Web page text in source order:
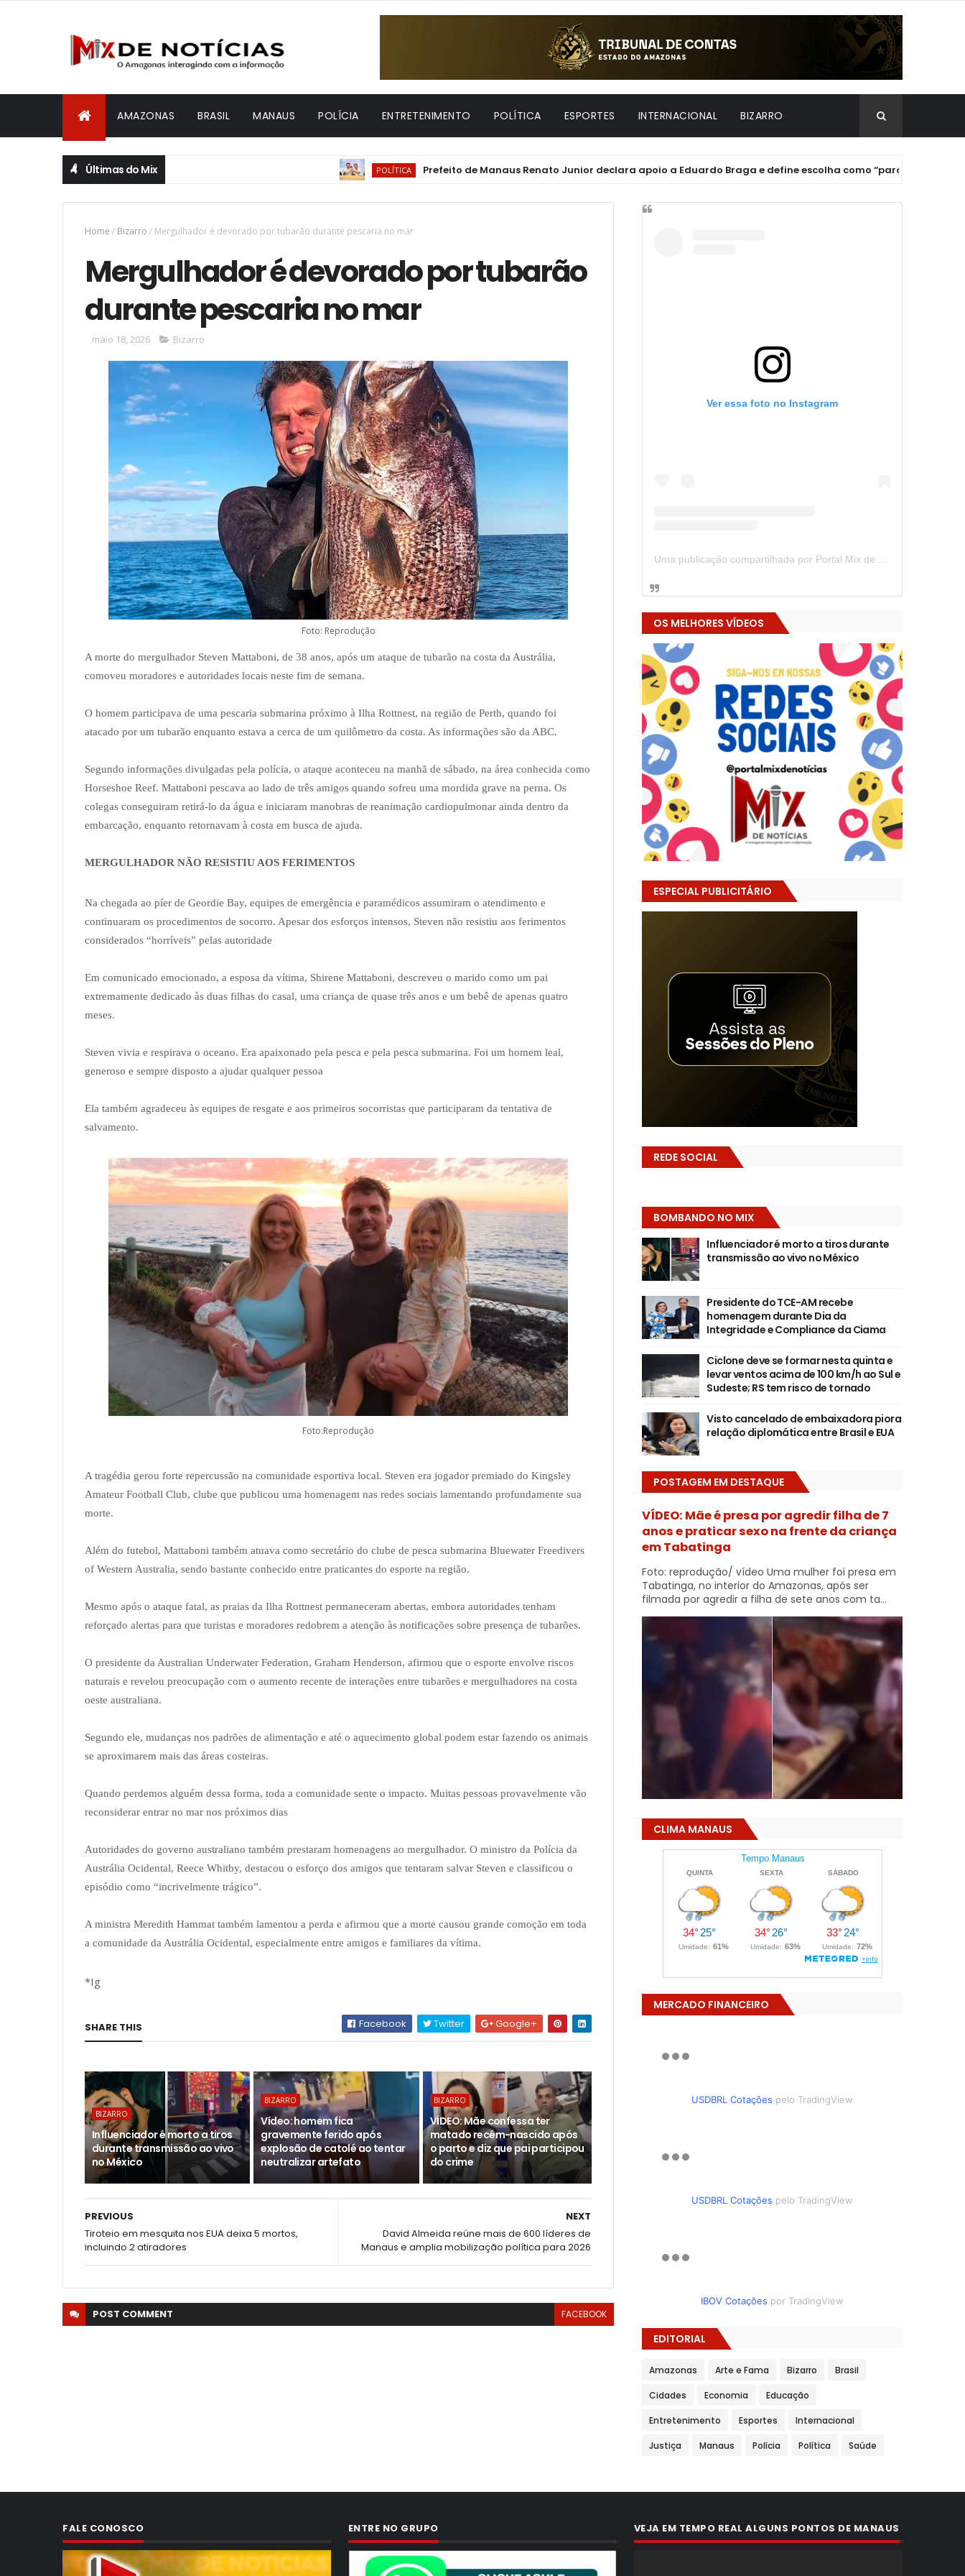
AMAZONAS BRASIL MANAUS POLÍCIA ENTRETENIMENTO POLÍTICA ESPORTES INTERNACIONAL BIZARRO
Últimas do Mix POLÍTICA Prefeito de Manaus Renato Junior declara apoio a Eduardo Braga e define escolha como “parceiro de Manaus”
Home / Bizarro / Mergulhador é devorado por tubarão durante pescaria no mar
Mergulhador é devorado por tubarão
durante pescaria no mar
maio 18, 2026 Bizarro
Foto: Reprodução
A morte do mergulhador Steven Mattaboni, de 38 anos, após um ataque de tubarão na costa da Austrália,
comoveu moradores e autoridades locais neste fim de semana.
O homem participava de uma pescaria submarina próximo à Ilha Rottnest, na região de Perth, quando foi
atacado por um tubarão enquanto estava a cerca de um quilômetro da costa. As informações são da ABC.
Segundo informações divulgadas pela polícia, o ataque aconteceu na manhã de sábado, na área conhecida como
Horseshoe Reef. Mattaboni pescava ao lado de três amigos quando sofreu uma mordida grave na perna. Os
colegas conseguiram retirá-lo da água e iniciaram manobras de reanimação cardiopulmonar ainda dentro da
embarcação, enquanto retornavam à costa em busca de ajuda.
MERGULHADOR NÃO RESISTIU AOS FERIMENTOS
Na chegada ao píer de Geordie Bay, equipes de emergência e paramédicos assumiram o atendimento e
continuaram os procedimentos de socorro. Apesar dos esforços intensos, Steven não resistiu aos ferimentos
considerados “horríveis” pelas autoridade
Em comunicado emocionado, a esposa da vítima, Shirene Mattaboni, descreveu o marido como um pai
extremamente dedicado às duas filhas do casal, uma criança de quase três anos e um bebê de apenas quatro
meses.
Steven vivia e respirava o oceano. Era apaixonado pela pesca e pela pesca submarina. Foi um homem leal,
generoso e sempre disposto a ajudar qualquer pessoa
Ela também agradeceu às equipes de resgate e aos primeiros socorristas que participaram da tentativa de
salvamento.
Foto:Reprodução
A tragédia gerou forte repercussão na comunidade esportiva local. Steven era jogador premiado do Kingsley
Amateur Football Club, clube que publicou uma homenagem nas redes sociais lamentando profundamente sua
morte.
Além do futebol, Mattaboni também atuava como secretário do clube de pesca submarina Bluewater Freedivers
of Western Australia, sendo bastante conhecido entre praticantes do esporte na região.
Mesmo após o ataque fatal, as praias da Ilha Rottnest permaneceram abertas, embora autoridades tenham
reforçado alertas para que turistas e moradores redobrem a atenção às notificações sobre presença de tubarões.
O presidente da Australian Underwater Federation, Graham Henderson, afirmou que o esporte envolve riscos
naturais e revelou preocupação com o aumento recente de interações entre tubarões e mergulhadores na costa
oeste australiana.
Segundo ele, mudanças nos padrões de alimentação e até o aquecimento global podem estar fazendo os animais
se aproximarem mais das áreas costeiras.
Quando perdemos alguém dessa forma, toda a comunidade sente o impacto. Muitas pessoas provavelmente vão
reconsiderar entrar no mar nos próximos dias
Autoridades do governo australiano também prestaram homenagens ao mergulhador. O ministro da Polícia da
Austrália Ocidental, Reece Whitby, destacou o esforço dos amigos que tentaram salvar Steven e classificou o
episódio como “incrivelmente trágico”.
A ministra Meredith Hammat também lamentou a perda e afirmou que a morte causou grande comoção em toda
a comunidade da Austrália Ocidental, especialmente entre amigos e familiares da vítima.
*Ig
SHARE THIS Facebook Twitter Google+
BIZARRO
Influenciador é morto a tiros
durante transmissão ao vivo
no México
BIZARRO
Vídeo: homem fica
gravemente ferido após
explosão de catolé ao tentar
neutralizar artefato
BIZARRO
VÍDEO: Mãe confessa ter
matado recém-nascido após
o parto e diz que pai participou
do crime
NEXT
David Almeida reúne mais de 600 líderes de
Manaus e amplia mobilização política para 2026
PREVIOUS
Tiroteio em mesquita nos EUA deixa 5 mortos,
incluindo 2 atiradores
POST COMMENT FACEBOOK
Ver essa foto no Instagram
Uma publicação compartilhada por Portal Mix de Notícias (@portalmixdenoticias)
OS MELHORES VÍDEOS
ESPECIAL PUBLICITÁRIO
REDE SOCIAL
BOMBANDO NO MIX
Influenciador é morto a tiros durante
transmissão ao vivo no México
Presidente do TCE-AM recebe
homenagem durante Dia da
Integridade e Compliance da Ciama
Ciclone deve se formar nesta quinta e
levar ventos acima de 100 km/h ao Sul e
Sudeste; RS tem risco de tornado
Visto cancelado de embaixadora piora
relação diplomática entre Brasil e EUA
POSTAGEM EM DESTAQUE
VÍDEO: Mãe é presa por agredir filha de 7
anos e praticar sexo na frente da criança
em Tabatinga
Foto: reprodução/ vídeo Uma mulher foi presa em
Tabatinga, no interior do Amazonas, após ser
filmada por agredir a filha de sete anos com ta...
CLIMA MANAUS
MERCADO FINANCEIRO
USDBRL Cotações pelo TradingView
USDBRL Cotações pelo TradingView
IBOV Cotações por TradingView
EDITORIAL
Amazonas Arte e Fama Bizarro Brasil
Cidades Economia Educação
Entretenimento Esportes Internacional
Justiça Manaus Polícia Política Saúde
FALE CONOSCO ENTRE NO GRUPO VEJA EM TEMPO REAL ALGUNS PONTOS DE MANAUS